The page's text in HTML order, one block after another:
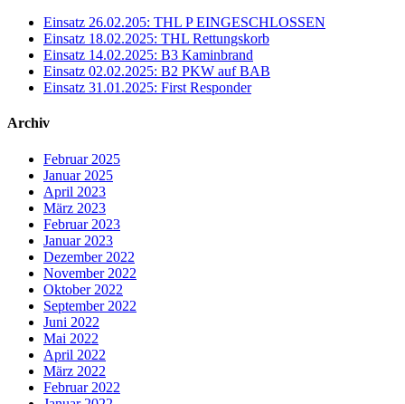
Einsatz 26.02.205: THL P EINGESCHLOSSEN
Einsatz 18.02.2025: THL Rettungskorb
Einsatz 14.02.2025: B3 Kaminbrand
Einsatz 02.02.2025: B2 PKW auf BAB
Einsatz 31.01.2025: First Responder
Archiv
Februar 2025
Januar 2025
April 2023
März 2023
Februar 2023
Januar 2023
Dezember 2022
November 2022
Oktober 2022
September 2022
Juni 2022
Mai 2022
April 2022
März 2022
Februar 2022